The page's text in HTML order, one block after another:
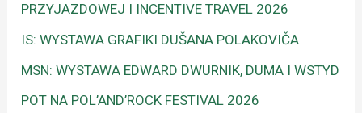
PRZYJAZDOWEJ I INCENTIVE TRAVEL 2026
IS: WYSTAWA GRAFIKI DUŠANA POLAKOVIČA
MSN: WYSTAWA EDWARD DWURNIK, DUMA I WSTYD
POT NA POL’AND’ROCK FESTIVAL 2026